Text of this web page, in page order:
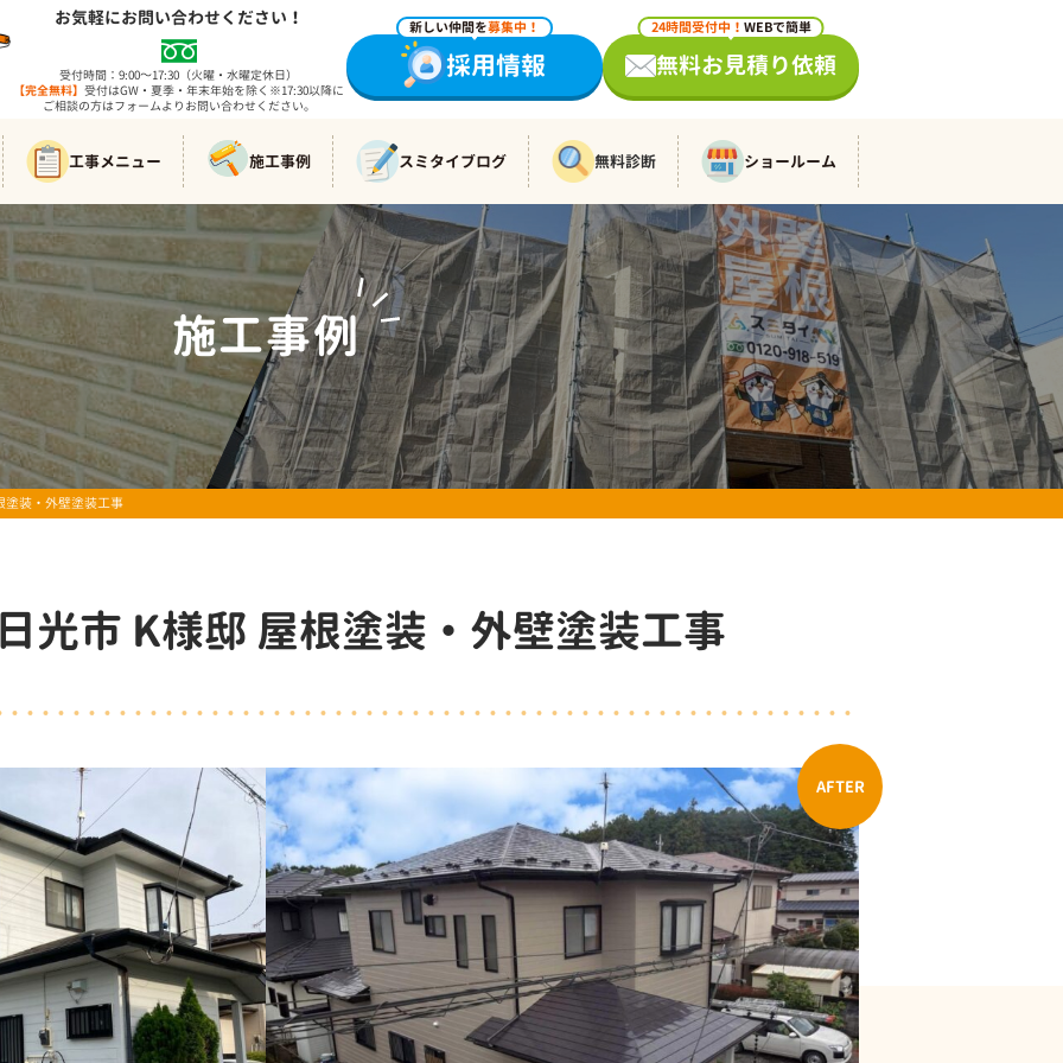
お気軽にお問い合わせください！
受付時間：9:00～17:30（火曜・水曜定休日）
【完全無料】 受付はGW・夏季・年末年始を除く※17:30以降に
ご相談の方はフォームよりお問い合わせください。
新しい仲間を募集中！
採用情報
24時間受付中！ WEBで簡単
無料お見積り依頼
工事メニュー 施工事例 スミタイブログ 無料診断 ショールーム
施工事例
WORKS
塗装・外壁塗装工事
光市 K様邸 屋根塗装・外壁塗装工事